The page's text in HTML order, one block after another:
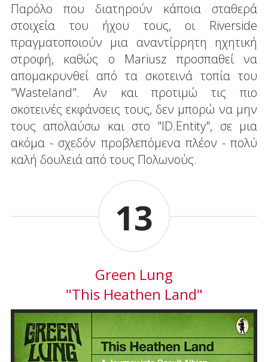
Παρόλο που διατηρούν κάποια σταθερά
στοιχεία του ήχου τους, οι Riverside
πραγματοποιούν μια αναντίρρητη ηχητική
στροφή, καθώς ο Mariusz προσπαθεί να
απομακρυνθεί από τα σκοτεινά τοπία του
"Wasteland". Αν και προτιμώ τις πιο
σκοτεινές εκφάνσεις τους, δεν μπορώ να μην
τους απολαύσω και στο "ID.Entity", σε μια
ακόμα - σχεδόν προβλεπόμενα πλέον - πολύ
καλή δουλειά από τους Πολωνούς.
13
Green Lung
"This Heathen Land"